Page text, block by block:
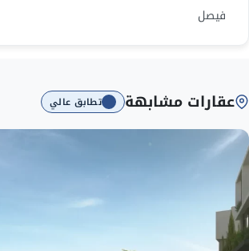
فيصل
عقارات مشابهة تطابق عالي